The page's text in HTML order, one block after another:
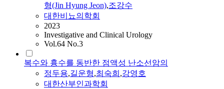
형(Jin Hyung Jeon),조강수
대한비뇨의학회
2023
Investigative and Clinical Urology
Vol.64 No.3
복수와 흉수를 동반한 점액성 난소선암의
정두용,길운형,최숙희 ,강영호
대한산부인과학회